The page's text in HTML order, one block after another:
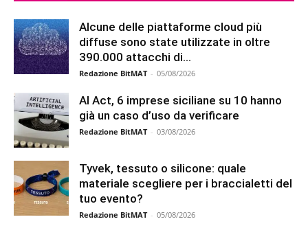
Alcune delle piattaforme cloud più
diffuse sono state utilizzate in oltre
390.000 attacchi di...
Redazione BitMAT - 05/08/2026
AI Act, 6 imprese siciliane su 10 hanno
già un caso d’uso da verificare
Redazione BitMAT - 03/08/2026
Tyvek, tessuto o silicone: quale
materiale scegliere per i braccialetti del
tuo evento?
Redazione BitMAT - 05/08/2026